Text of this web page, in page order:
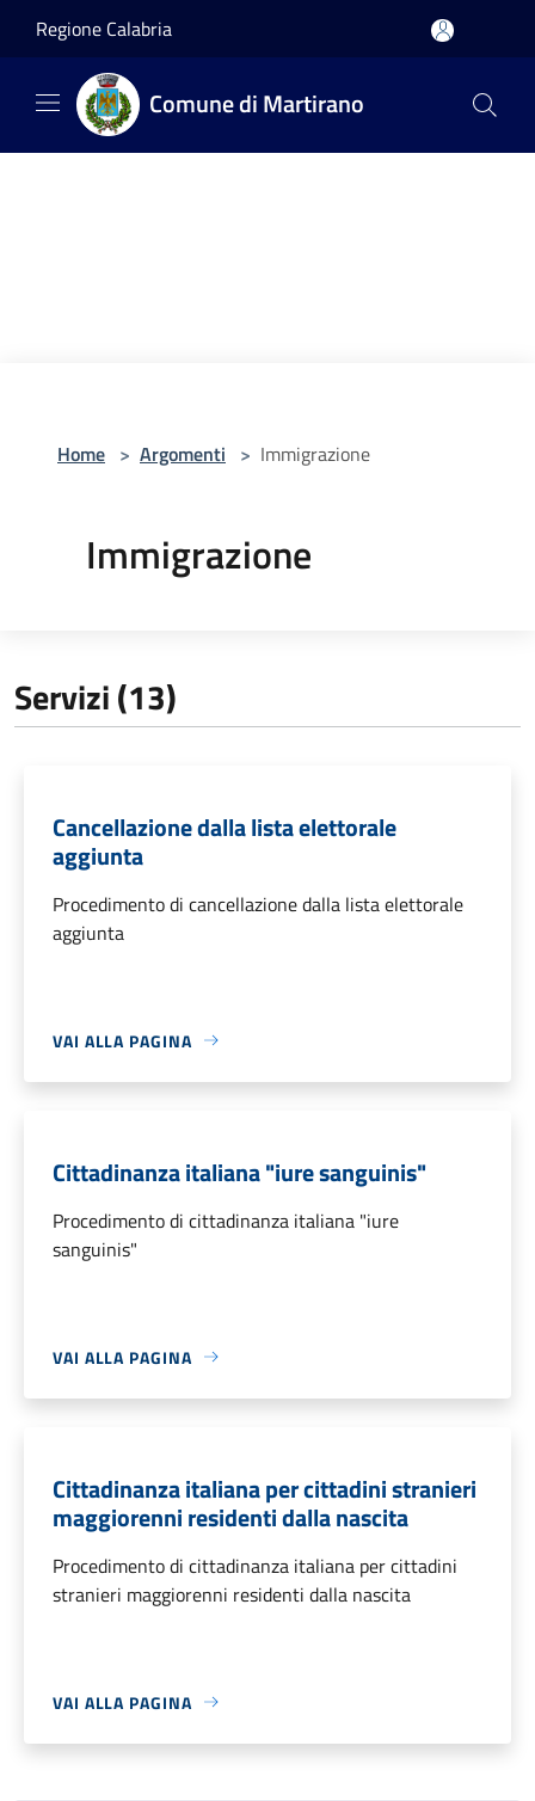
Regione Calabria
Comune di Martirano
Home > Argomenti > Immigrazione
Immigrazione
Servizi (13)
Cancellazione dalla lista elettorale
aggiunta
Procedimento di cancellazione dalla lista elettorale
aggiunta
VAI ALLA PAGINA
Cittadinanza italiana "iure sanguinis"
Procedimento di cittadinanza italiana "iure
sanguinis"
VAI ALLA PAGINA
Cittadinanza italiana per cittadini stranieri
maggiorenni residenti dalla nascita
Procedimento di cittadinanza italiana per cittadini
stranieri maggiorenni residenti dalla nascita
VAI ALLA PAGINA